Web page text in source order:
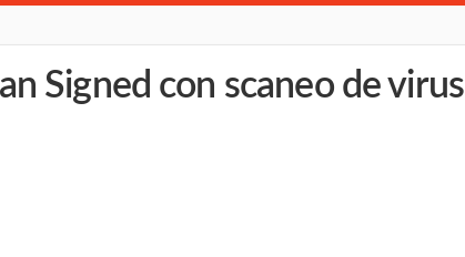
Signed con scaneo de virus